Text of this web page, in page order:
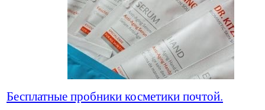
Бесплатные пробники косметики почтой.